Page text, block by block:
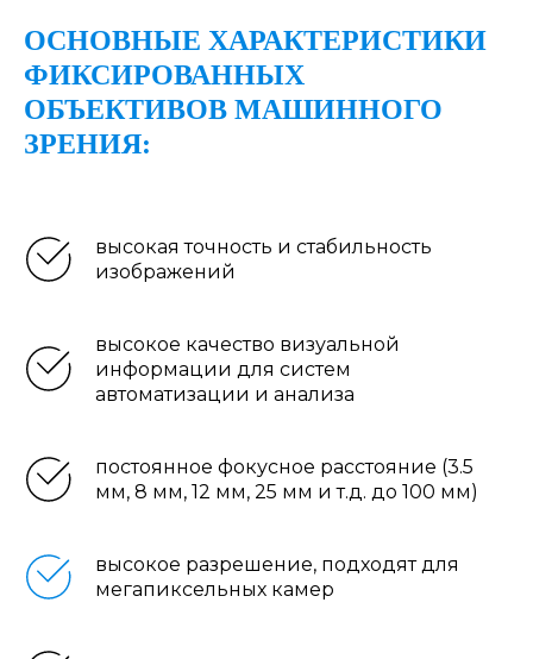
ОСНОВНЫЕ ХАРАКТЕРИСТИКИ
ФИКСИРОВАННЫХ
ОБЪЕКТИВОВ МАШИННОГО
ЗРЕНИЯ:
высокая точность и стабильность
изображений
высокое качество визуальной
информации для систем
автоматизации и анализа
постоянное фокусное расстояние (3.5
мм, 8 мм, 12 мм, 25 мм и т.д. до 100 мм)
высокое разрешение, подходят для
мегапиксельных камер